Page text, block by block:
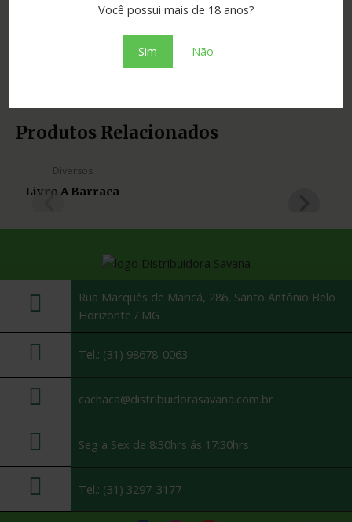
Você possui mais de 18 anos?
Sim Não
Informação adicional
Acessórios
Produtos Relacionados
Diversos
Livro A Barraca
Rua Marquês de Maricá, 286, Santo Antônio Belo
Horizonte / MG
Tel.: (31) 98678-0063
cachaca@distribuidorasavana.com.br
Seg a Sex de 8:30hrs ás 17:30hrs
Tel.: (31) 3297-3177